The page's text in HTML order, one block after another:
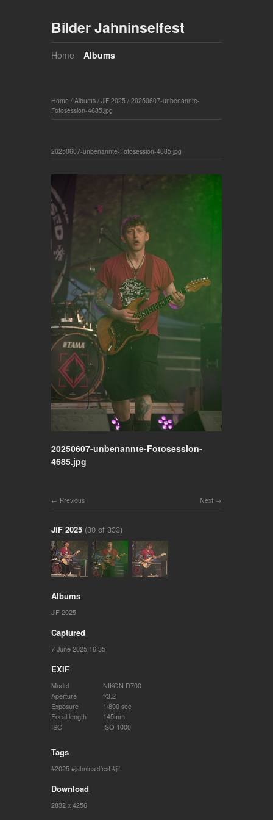
Bilder Jahninselfest
Home Albums
Home / Albums / JiF 2025 / 20250607-unbenannte-
Fotosession-4685.jpg
20250607-unbenannte-Fotosession-4685.jpg
20250607-unbenannte-Fotosession-
4685.jpg
Next
Previous
JiF 2025 (30 of 333)
Albums
JiF 2025
Captured
7 June 2025 16:35
EXIF
Model
NIKON D700
Aperture
f/3.2
Exposure
1/800 sec
Focal length
145mm
ISO
ISO 1000
Tags
2025 jahninselfest jif
Download
2832 x 4256